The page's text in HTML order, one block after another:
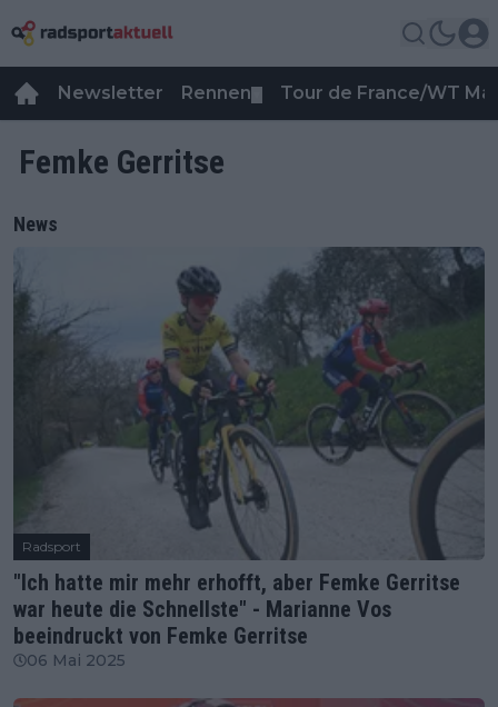
Newsletter Rennen Tour de France/WT
Femke Gerritse
News
Radsport
"Ich hatte mir mehr erhofft, aber Femke Gerritse
war heute die Schnellste" - Marianne Vos
beeindruckt von Femke Gerritse
06 Mai 2025